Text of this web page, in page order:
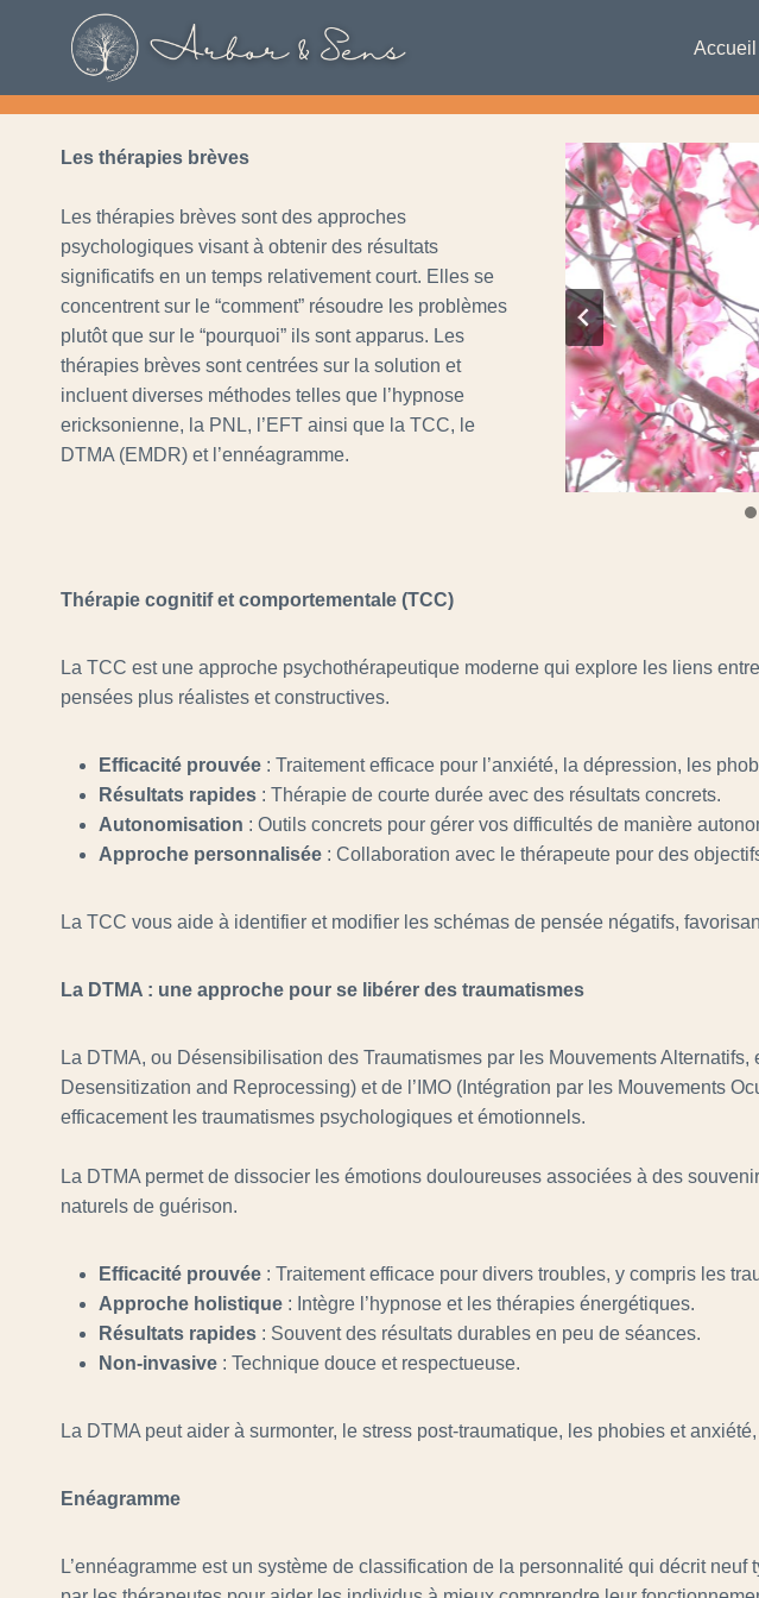
Accueil
Les thérapies brèves
Les thérapies brèves sont des approches
psychologiques visant à obtenir des résultats
significatifs en un temps relativement court. Elles se
concentrent sur le “comment” résoudre les problèmes
plutôt que sur le “pourquoi” ils sont apparus. Les
thérapies brèves sont centrées sur la solution et
incluent diverses méthodes telles que l’hypnose
ericksonienne, la PNL, l’EFT ainsi que la TCC, le
DTMA (EMDR) et l’ennéagramme.
Thérapie cognitif et comportementale (TCC)
La TCC est une approche psychothérapeutique moderne qui explore les liens
pensées plus réalistes et constructives.
Efficacité prouvée : Traitement efficace pour l’anxiété, la dépression, les
Résultats rapides : Thérapie de courte durée avec des résultats concrets.
Autonomisation : Outils concrets pour gérer vos difficultés de manière
Approche personnalisée : Collaboration avec le thérapeute pour des
La TCC vous aide à identifier et modifier les schémas de pensée négatifs,
La DTMA : une approche pour se libérer des traumatismes
La DTMA, ou Désensibilisation des Traumatismes par les Mouvements
Desensitization and Reprocessing) et de l’IMO (Intégration par les Mouvements
efficacement les traumatismes psychologiques et émotionnels.
La DTMA permet de dissocier les émotions douloureuses associées à des
naturels de guérison.
Efficacité prouvée : Traitement efficace pour divers troubles, y compris les
Approche holistique : Intègre l’hypnose et les thérapies énergétiques.
Résultats rapides : Souvent des résultats durables en peu de séances.
Non-invasive : Technique douce et respectueuse.
La DTMA peut aider à surmonter, le stress post-traumatique, les phobies et
Enéagramme
L’ennéagramme est un système de classification de la personnalité qui décrit